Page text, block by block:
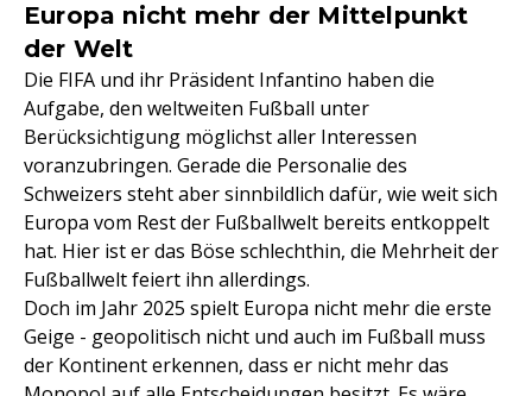
Europa nicht mehr der Mittelpunkt
der Welt
Die FIFA und ihr Präsident Infantino haben die
Aufgabe, den weltweiten Fußball unter
Berücksichtigung möglichst aller Interessen
voranzubringen. Gerade die Personalie des
Schweizers steht aber sinnbildlich dafür, wie weit sich
Europa vom Rest der Fußballwelt bereits entkoppelt
hat. Hier ist er das Böse schlechthin, die Mehrheit der
Fußballwelt feiert ihn allerdings.
Doch im Jahr 2025 spielt Europa nicht mehr die erste
Geige - geopolitisch nicht und auch im Fußball muss
der Kontinent erkennen, dass er nicht mehr das